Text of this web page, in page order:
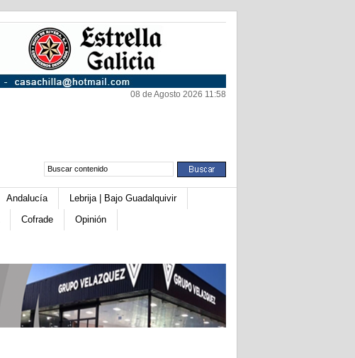
08 de Agosto 2026 11:58
Andalucía
Lebrija | Bajo Guadalquivir
Cofrade Opinión